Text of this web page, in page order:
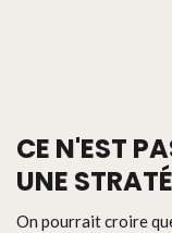
CE N'EST
UNE
On pourrait croire